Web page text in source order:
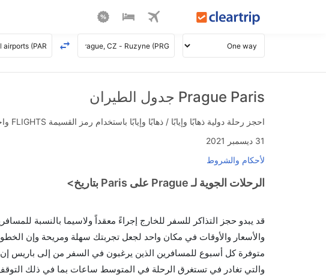
Prague Paris جدول الطيران
احجز رحلة دولية ذهابًا وإيابًا / ذهابًا وإيابًا باستخدام رمز القسيمة FLIGHTS واحصل على استرداد نقدي فوري يصل إلى SAR 700.
31 ديسمبر 2021
لأحكام والشروط
الرحلات الجوية لـ Prague على Paris بتاريخ>
قد يبدو حجز التذاكر للسفر للخارج إجراءً معقداً ولاسيما بالنسبة
متوفرة كل أسبوع للمسافرين الذين يرغبون في السفر من إلى باريس إن
والتي تغادر في تستغرق الرحلة في المتوسط ساعات بما في ذلك